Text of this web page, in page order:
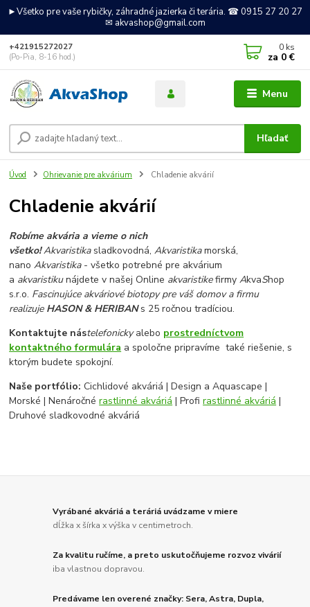
►Všetko pre vaše rybičky, záhradné jazierka či terária. ☎ 0915 27 20 27
✉ akvashop@gmail.com
Menu
Hľadať
+421915272027
(Po-Pia, 8-16 hod.)
0 ks
za 0 €
Úvod Ohrievanie pre akvárium Chladenie akvárií
Chladenie akvárií
Robíme akvária a vieme o nich
všetko!Akvaristikasladkovodná,Akvaristikamorská,
nanoAkvaristika- všetko potrebné pre akvárium
a akvaristikunájdete v našej Online akvaristikefirmyAkvaShop
s.r.o. Fascinujúce akváriové biotopy pre váš domov a firmu
realizuje HASON & HERIBANs 25 ročnou tradíciou.
Kontaktujte nástelefonickyalebo prostredníctvom
kontaktného formulára a spoločne pripravíme také riešenie, s
ktorým budete spokojní.
Naše portfólio: Cichlidové akváriá | Design a Aquascape |
Morské | Nenáročnérastlinné akváriá | Profirastlinné akváriá |
Druhové sladkovodné akváriá
Vyrábané akváriá a teráriá uvádzame v miere
dĺžka x šírka x výška v centimetroch.
Za kvalitu ručíme, a preto uskutočňujeme rozvoz vivárií
iba vlastnou dopravou.
Predávame len overené značky: Sera, Astra, Dupla,